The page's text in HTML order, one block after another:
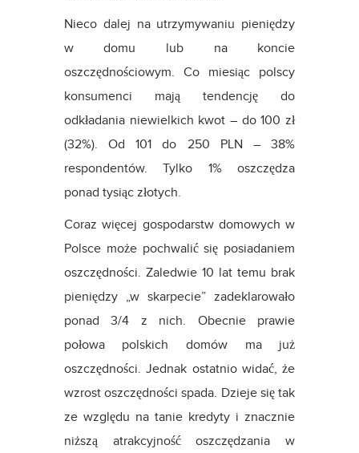
Nieco dalej na utrzymywaniu pieniędzy
w domu lub na koncie
oszczędnościowym. Co miesiąc polscy
konsumenci mają tendencję do
odkładania niewielkich kwot – do 100 zł
(32%). Od 101 do 250 PLN – 38%
respondentów. Tylko 1% oszczędza
ponad tysiąc złotych.
Coraz więcej gospodarstw domowych w
Polsce może pochwalić się posiadaniem
oszczędności. Zaledwie 10 lat temu brak
pieniędzy „w skarpecie” zadeklarowało
ponad 3/4 z nich. Obecnie prawie
połowa polskich domów ma już
oszczędności. Jednak ostatnio widać, że
wzrost oszczędności spada. Dzieje się tak
ze względu na tanie kredyty i znacznie
niższą atrakcyjność oszczędzania w